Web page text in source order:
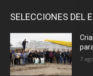
SELECCIONES DEL
7